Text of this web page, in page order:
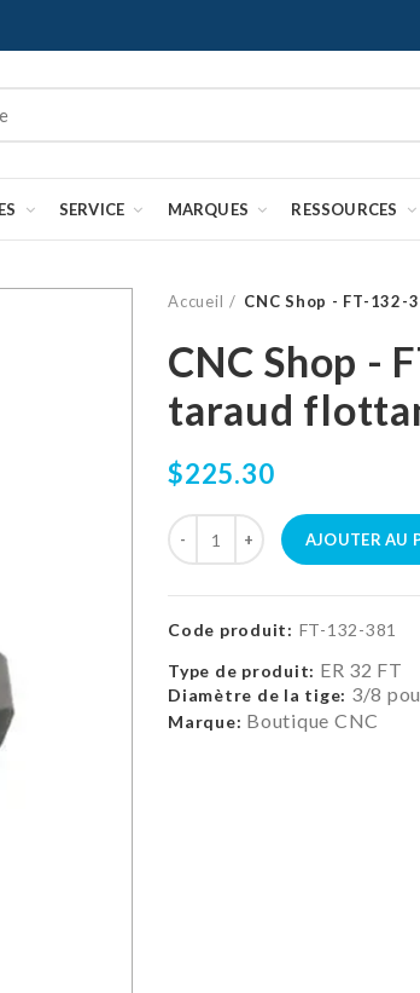
SERVICE MARQUES RESSOURCES
Accueil CNC Shop - FT-
CNC Shop -
taraud
$225.30
AJOUTER AU
Code produit: FT-132-381
Type de produit: ER 32 FT
Diamètre de la tige: 3/8
Marque: Boutique CNC